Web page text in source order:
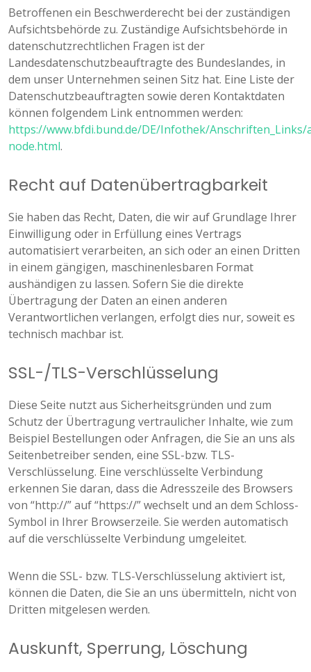
Betroffenen ein Beschwerderecht bei der zuständigen
Aufsichtsbehörde zu. Zuständige Aufsichtsbehörde in
datenschutzrechtlichen Fragen ist der
Landesdatenschutzbeauftragte des Bundeslandes, in
dem unser Unternehmen seinen Sitz hat. Eine Liste der
Datenschutzbeauftragten sowie deren Kontaktdaten
können folgendem Link entnommen werden:
https://www.bfdi.bund.de/DE/Infothek/
node.html.
Recht auf Datenübertragbarkeit
Sie haben das Recht, Daten, die wir auf Grundlage Ihrer
Einwilligung oder in Erfüllung eines Vertrags
automatisiert verarbeiten, an sich oder an einen Dritten
in einem gängigen, maschinenlesbaren Format
aushändigen zu lassen. Sofern Sie die direkte
Übertragung der Daten an einen anderen
Verantwortlichen verlangen, erfolgt dies nur, soweit es
technisch machbar ist.
SSL-/TLS-Verschlüsselung
Diese Seite nutzt aus Sicherheitsgründen und zum
Schutz der Übertragung vertraulicher Inhalte, wie zum
Beispiel Bestellungen oder Anfragen, die Sie an uns als
Seitenbetreiber senden, eine SSL-bzw. TLS-
Verschlüsselung. Eine verschlüsselte Verbindung
erkennen Sie daran, dass die Adresszeile des Browsers
von “http://” auf “https://” wechselt und an dem Schloss-
Symbol in Ihrer Browserzeile. Sie werden automatisch
auf die verschlüsselte Verbindung umgeleitet.
Wenn die SSL- bzw. TLS-Verschlüsselung aktiviert ist,
können die Daten, die Sie an uns übermitteln, nicht von
Dritten mitgelesen werden.
Auskunft, Sperrung, Löschung